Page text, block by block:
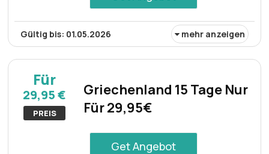
Gültig bis: 01.05.2026 mehr anzeigen
Lösung für diejenigen, die Konnektivität suchen. Diese
Option bietet Komfort und Erschwinglichkeit für
Personen, die eine Reise innerhalb Frankreichs planen.
Für
29,95 €
PREIS
Griechenland 15 Tage Nur
Für 29,95€
Get Angebot